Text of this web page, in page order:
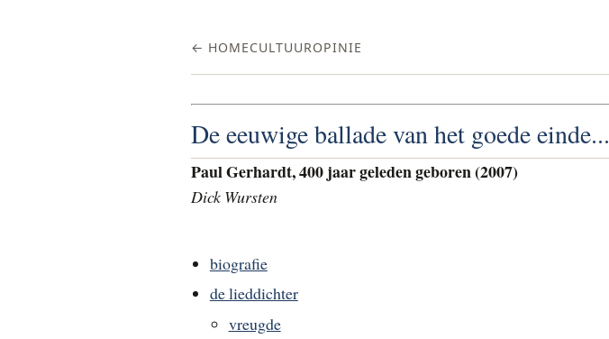
← HOMECULTUUROPINIE
De eeuwige ballade van het goede einde...
Paul Gerhardt, 400 jaar geleden geboren (2007)
Dick Wursten
biografie
de lieddichter
vreugde